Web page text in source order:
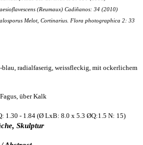
(Reumaux) Cadiñanos: 34 (2010)
Melot, Cortinarius. Flora photographica 2: 33
radialfaserig, weissfleckig, mit ockerlichem
über Kalk
1.30 - 1.84 (Ø LxB: 8.0 x 5.3 ØQ:1.5 N: 15)
Skulptur